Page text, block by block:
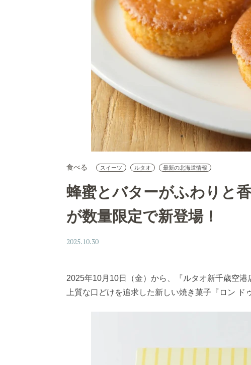
食べる スイーツ ルタオ 最新の北海道情報
蜂蜜とバターがふわりと
が数量限定で新登場！
2025.10.30
2025年10月10日（金）から、『ルタオ新千歳空
上質な口どけを追求した新しい焼き菓子『ロン ド